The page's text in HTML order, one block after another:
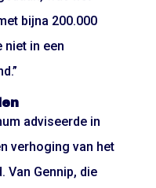
bijna 200.000
niet in een
adviseerde in
verhoging van het
Van Gennip, die